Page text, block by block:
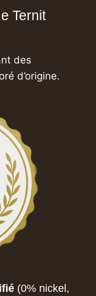
Ternit
des
d’origine.
(0% nickel,